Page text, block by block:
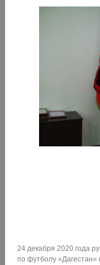
24 декабря 2020 года
по футболу «Дагестан»